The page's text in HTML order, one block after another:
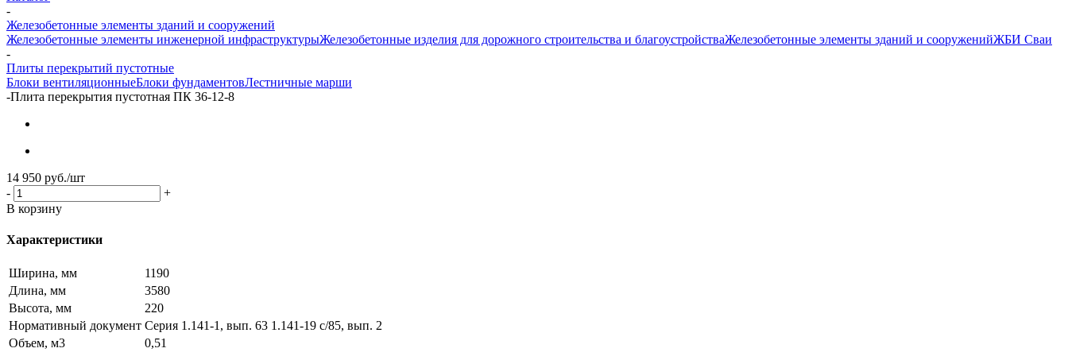
-
Железобетонные элементы зданий и сооружений
Железобетонные элементы инженерной инфраструктурыЖелезобетонные изделия для дорожного строительства и благоустройстваЖелезобетонные элементы зданий и сооруженийЖБИ Сваи
-
Плиты перекрытий пустотные
Блоки вентиляционныеБлоки фундаментовЛестничные марши
-Плита перекрытия пустотная ПК 36-12-8
14 950 руб./шт
-
+
В корзину
Характеристики
Ширина, мм
1190
Длина, мм
3580
Высота, мм
220
Нормативный документ Серия 1.141-1, вып. 63 1.141-19 с/85, вып. 2
Объем, м3
0,51